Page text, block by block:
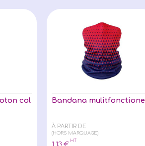
col
Bandana
À PARTIR DE
(HORS MARQUAGE)
HT